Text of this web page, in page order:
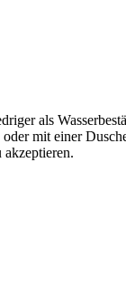
als
mit einer
akzeptieren.